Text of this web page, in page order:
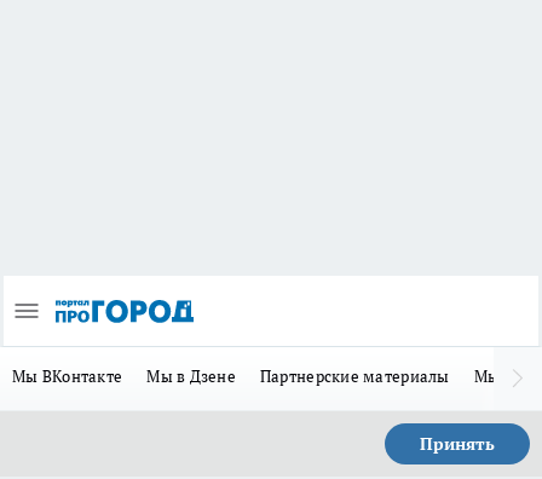
Мы ВКонтакте Мы в Дзене Партнерские материалы Мы в
Принять